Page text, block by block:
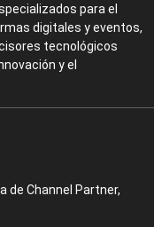
para el
digitales y eventos,
tecnológicos
y el
de Channel Partner,